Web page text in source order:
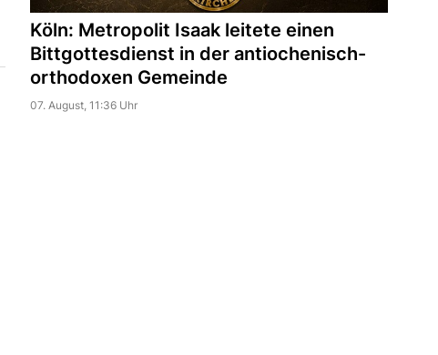
Köln: Metropolit Isaak leitete einen
Bittgottesdienst in der antiochenisch-
orthodoxen Gemeinde
07. August, 11:36 Uhr